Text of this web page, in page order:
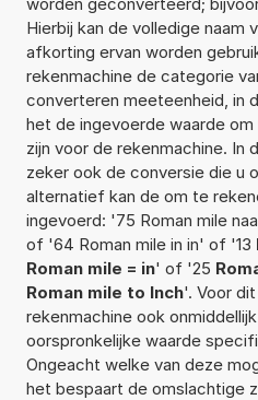
Hierbij kan de volledige naam
afkorting ervan worden
rekenmachine de categorie
converteren meeteenheid, in
het de ingevoerde waarde
zijn voor de rekenmachine. In
zeker ook de conversie die u
alternatief kan de om te
ingevoerd: '75 Roman mile
of '64 Roman mile in in' of '13
Roman mile = in' of '25
Roman mile to Inch'. Voor
rekenmachine ook
oorspronkelijke waarde
Ongeacht welke van deze
het bespaart de omslachtige